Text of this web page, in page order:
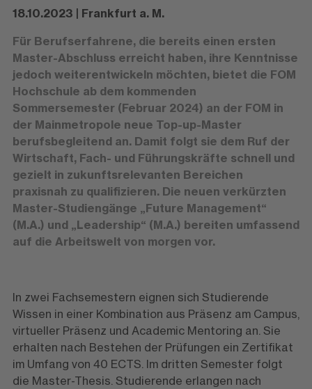
18.10.2023 | Frankfurt a. M.
Für Berufserfahrene, die bereits einen ersten
Master-Abschluss erreicht haben, ihre Kenntnisse
jedoch weiterentwickeln möchten, bietet die FOM
Hochschule ab dem kommenden
Sommersemester (Februar 2024) an der FOM in
der Mainmetropole neue Top-up-Master
berufsbegleitend an. Damit folgt sie dem Ruf der
Wirtschaft, Fach- und Führungskräfte schnell und
gezielt in zukunftsrelevanten Bereichen
praxisnah zu qualifizieren. Die neuen verkürzten
Master-Studiengänge „Future Management“
(M.A.) und „Leadership“ (M.A.) bereiten umfassend
auf die Arbeitswelt von morgen vor.
In zwei Fachsemestern eignen sich Studierende
Wissen in einer Kombination aus Präsenz am Campus,
virtueller Präsenz und Academic Mentoring an. Sie
erhalten nach Bestehen der Prüfungen ein Zertifikat
im Umfang von 40 ECTS. Im dritten Semester folgt
die Master-Thesis. Studierende erlangen nach